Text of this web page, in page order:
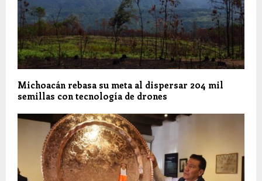
Michoacán rebasa su meta al dispersar 204 mil
semillas con tecnología de drones